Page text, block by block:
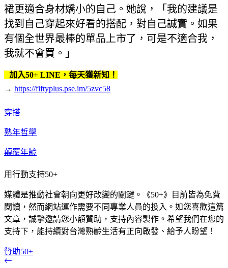
裙更適合身材嬌小的自己。她說，「我的建議是
找到自己穿起來好看的搭配，對自己誠實。如果
有個全世界最棒的單品上市了，可是不適合我，
我就不會買。」
加入50+ LINE，每天獲新知！
→ https://fiftyplus.pse.im/5zvc58
穿搭
熟年哲學
顛覆年齡
用行動支持50+
媒體是推動社會朝向更好改變的關鍵。《50+》目前皆為免費
閱讀，然而網站運作需要不同專業人員的投入。如您喜歡這篇
文章，誠摯邀請您小額贊助，支持內容製作。希望我們在您的
支持下，能持續對台灣熟齡生活有正向啟發、給予人盼望！
贊助50+